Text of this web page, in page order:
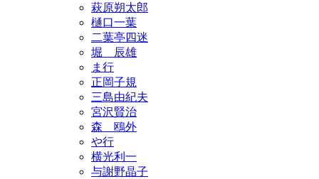
萩原朔太郎
樋口一葉
二葉亭四迷
堀 辰雄
ま行
正岡子規
三島由紀夫
宮沢賢治
森 鴎外
や行
横光利一
与謝野晶子